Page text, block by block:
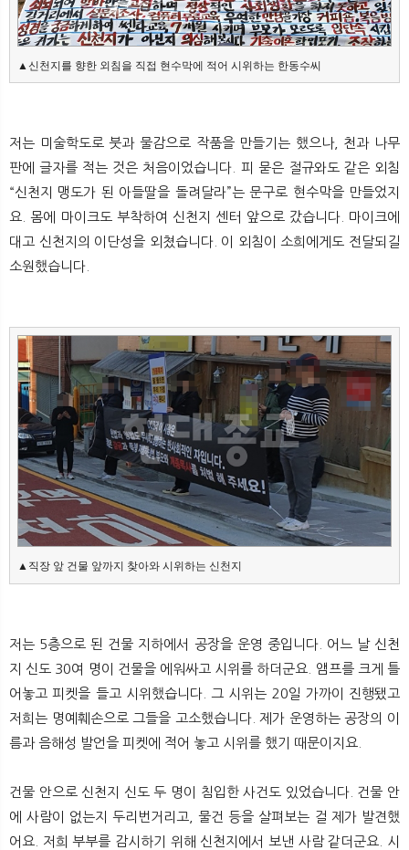
▲신천지를 향한 외침을 직접 현수막에 적어 시위하는 한동수씨
저는 미술학도로 붓과 물감으로 작품을 만들기는 했으나, 천과 나무
판에 글자를 적는 것은 처음이었습니다. 피 묻은 절규와도 같은 외침
“신천지 맹도가 된 아들딸을 돌려달라”는 문구로 현수막을 만들었지
요. 몸에 마이크도 부착하여 신천지 센터 앞으로 갔습니다. 마이크에
대고 신천지의 이단성을 외쳤습니다. 이 외침이 소희에게도 전달되길
소원했습니다.
▲직장 앞 건물 앞까지 찾아와 시위하는 신천지
저는 5층으로 된 건물 지하에서 공장을 운영 중입니다. 어느 날 신천
지 신도 30여 명이 건물을 에워싸고 시위를 하더군요. 앰프를 크게 틀
어놓고 피켓을 들고 시위했습니다. 그 시위는 20일 가까이 진행됐고
저희는 명예훼손으로 그들을 고소했습니다. 제가 운영하는 공장의 이
름과 음해성 발언을 피켓에 적어 놓고 시위를 했기 때문이지요.
건물 안으로 신천지 신도 두 명이 침입한 사건도 있었습니다. 건물 안
에 사람이 없는지 두리번거리고, 물건 등을 살펴보는 걸 제가 발견했
어요. 저희 부부를 감시하기 위해 신천지에서 보낸 사람 같더군요. 시